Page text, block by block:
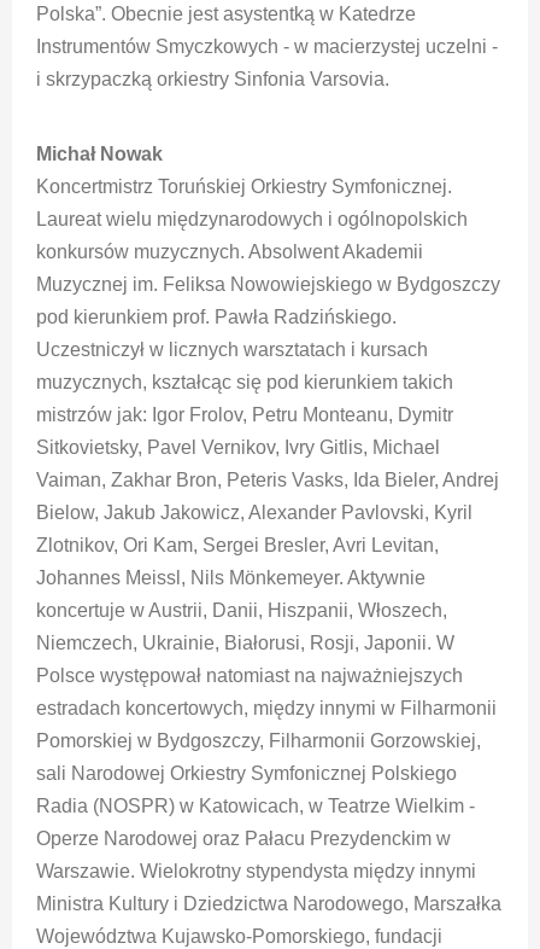
Polska”. Obecnie jest asystentką w Katedrze
Instrumentów Smyczkowych - w macierzystej uczelni -
i skrzypaczką orkiestry Sinfonia Varsovia.
Michał Nowak
Koncertmistrz Toruńskiej Orkiestry Symfonicznej.
Laureat wielu międzynarodowych i ogólnopolskich
konkursów muzycznych. Absolwent Akademii
Muzycznej im. Feliksa Nowowiejskiego w Bydgoszczy
pod kierunkiem prof. Pawła Radzińskiego.
Uczestniczył w licznych warsztatach i kursach
muzycznych, kształcąc się pod kierunkiem takich
mistrzów jak: Igor Frolov, Petru Monteanu, Dymitr
Sitkovietsky, Pavel Vernikov, Ivry Gitlis, Michael
Vaiman, Zakhar Bron, Peteris Vasks, Ida Bieler, Andrej
Bielow, Jakub Jakowicz, Alexander Pavlovski, Kyril
Zlotnikov, Ori Kam, Sergei Bresler, Avri Levitan,
Johannes Meissl, Nils Mönkemeyer. Aktywnie
koncertuje w Austrii, Danii, Hiszpanii, Włoszech,
Niemczech, Ukrainie, Białorusi, Rosji, Japonii. W
Polsce występował natomiast na najważniejszych
estradach koncertowych, między innymi w Filharmonii
Pomorskiej w Bydgoszczy, Filharmonii Gorzowskiej,
sali Narodowej Orkiestry Symfonicznej Polskiego
Radia (NOSPR) w Katowicach, w Teatrze Wielkim -
Operze Narodowej oraz Pałacu Prezydenckim w
Warszawie. Wielokrotny stypendysta między innymi
Ministra Kultury i Dziedzictwa Narodowego, Marszałka
Województwa Kujawsko-Pomorskiego, fundacji